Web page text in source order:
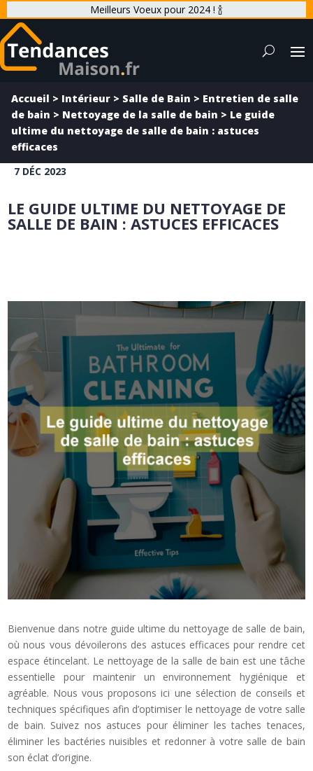
Meilleurs Voeux pour 2024 ! 🍾
Accueil > Intérieur > Salle de Bain > Entretien de salle
de bain > Nettoyage de la salle de bain > Le guide
ultime du nettoyage de salle de bain : astuces
efficaces
7 DÉC 2023
LE GUIDE ULTIME DU NETTOYAGE DE
SALLE DE BAIN : ASTUCES EFFICACES
Bienvenue dans notre guide ultime du nettoyage de salle de bain,
où nous vous dévoilerons des astuces efficaces pour rendre cet
espace étincelant. Le nettoyage de la salle de bain est une tâche
essentielle pour maintenir un environnement hygiénique et
agréable. Nous vous proposons ici une sélection de conseils et
techniques spécifiques afin d’optimiser le nettoyage de votre salle
de bain. Suivez nos astuces pour éliminer les taches tenaces,
éliminer les bactéries nuisibles et redonner à votre salle de bain
son éclat d’origine.